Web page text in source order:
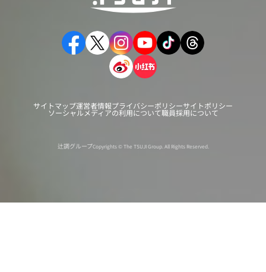
サイトマップ運営者情報プライバシーポリシーサイトポリシー
ソーシャルメディアの利用について職員採用について
辻調グループCopyrights © The TSUJI Group. All Rights Reserved.